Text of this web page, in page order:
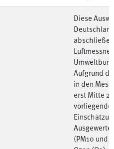
Diese
Aufgrund
in den
erst Mitte
(PM10 und